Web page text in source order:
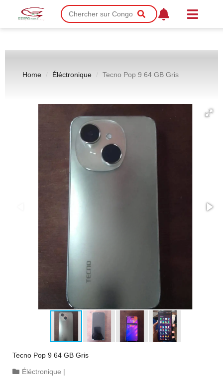
Home Éléctronique Tecno Pop 9 64 GB Gris
Tecno Pop 9 64 GB Gris
Éléctronique |